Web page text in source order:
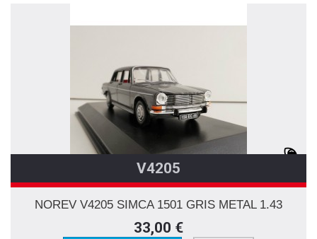
V4205
NOREV V4205 SIMCA 1501 GRIS METAL 1.43
33,00 €